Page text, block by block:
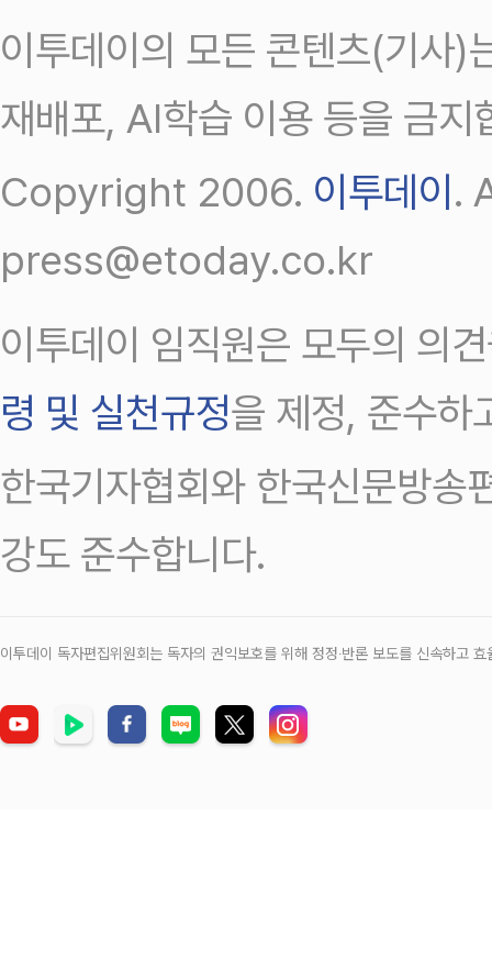
이투데이의 모든 콘텐츠(기사)
재배포, AI학습 이용 등을 금지
Copyright 2006. 이투데이 .
press@etoday.co.kr
이투데이 임직원은 모두의 의
령 및 실천규정을 제정, 준수하
한국기자협회와 한국신문방송
강도 준수합니다.
이투데이 독자편집위원회는 독자의 권익보호를 위해 정정‧반론 보도를 신속하고